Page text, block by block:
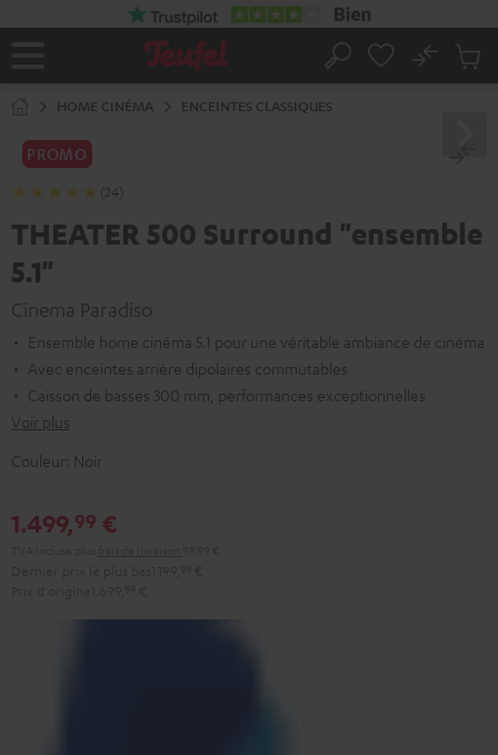
Page
Rechercher
No
HOME CINÉMA ENCEINTES CLASSIQUES
PROMO
(24)
THEATER 500 Surround "ensemble
5.1"
Cinema Paradiso
Ensemble home cinéma 5.1 pour une véritable ambiance de cinéma
Avec enceintes arrière dipolaires commutables
Caisson de basses 300 mm, performances exceptionnelles
Voir plus
Couleur: Noir
1.499,99 €